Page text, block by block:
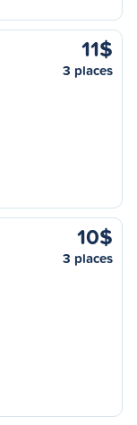
11$
3 places
10$
3 places